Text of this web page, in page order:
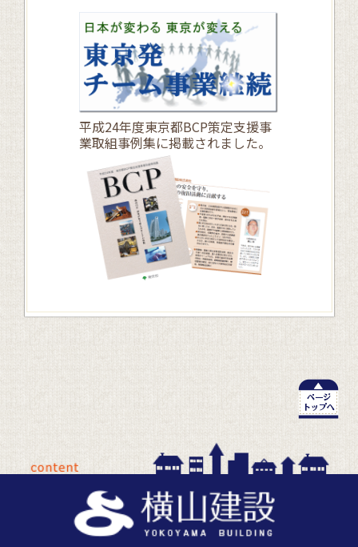
平成24年度東京都BCP策定支援事
業取組事例集に掲載されました。